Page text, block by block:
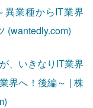
異業種からIT業界
(wantedly.com)
、いきなりIT業界
界へ！後編～ | 株